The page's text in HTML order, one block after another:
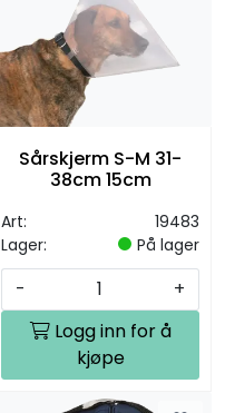
Sårskjerm S-M 31-
38cm 15cm
Art:
19483
Lager:
På lager
-
+
Logg inn for å
kjøpe